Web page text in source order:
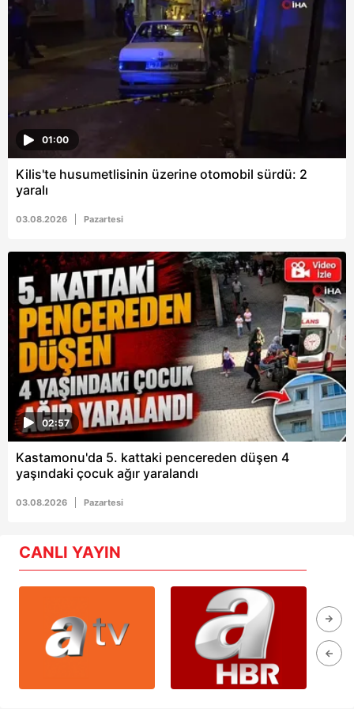
6698 sayılı Kişisel Verilerin Korunması Kanunu uyarınca
hazırlanmış Aydınlatma Metnimizi okumak ve sitemizde
ilgili mevzuata uygun olarak kullanılan çerezlerle ilgili bilgi
almak için lütfen
tıklayınız.
01:00
Kilis'te husumetlisinin üzerine otomobil sürdü: 2
yaralı
03.08.2026 Pazartesi
02:57
Kastamonu'da 5. kattaki pencereden düşen 4
yaşındaki çocuk ağır yaralandı
03.08.2026 Pazartesi
CANLI YAYIN